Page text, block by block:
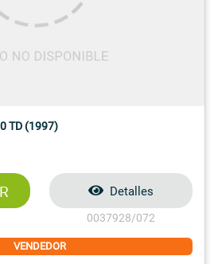
TD (1997)
Detalles
0037928/072
VENDEDOR